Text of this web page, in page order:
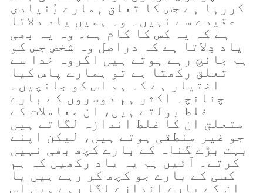
کررہا ہے جس کا تعلق ہمارے بُنیادی
عقیدے سے نہیں۔ وہ ہمیں یاد دلاتا
ہے کہ یہ کس کا کام ہے۔ وہ یہ بھی
یاد دِلاتا ہے کہ دراصل وہ شخص جس کو
ہم جانچ رہے ہوتے ہیں اگروہ خدا سے
تعلق رکھتا ہے تو ہمارے پاس کیا
اختیار ہے کہ ہم اس کو جانچیں۔
چنانچہ اکثر ہم دوسروں کے بارے
غلط بولتے ہیں، ان معاملات کے
متعلق ان کا غلط اندازہ لگاتے ہیں
جو غیر منطقی ہوتے ہیں، لیکن اپنے
بہت بڑے گناہ کے بارے کچھ بھی نہیں
کرتے۔ آئیں ہم یہ یاد رکھیں کہ ہم
کسی کے بارے جو کچھ کر رہے ہیں یا
ان کے بارے اندازے لگا رہے ہیں اس